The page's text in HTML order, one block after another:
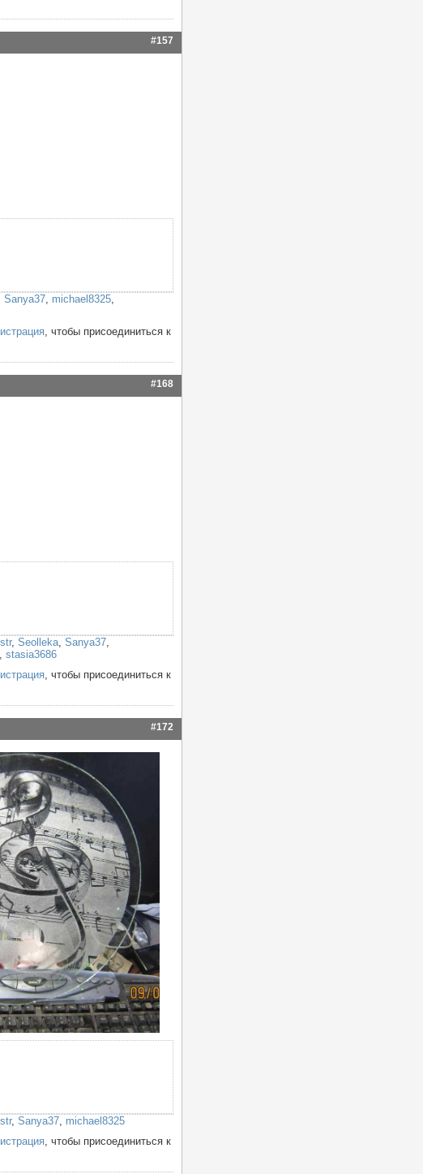
#157
Sanya37, michael8325,
, чтобы присоединиться к
#168
, Seolleka, Sanya37,
stasia3686
, чтобы присоединиться к
#172
, Sanya37, michael8325
, чтобы присоединиться к